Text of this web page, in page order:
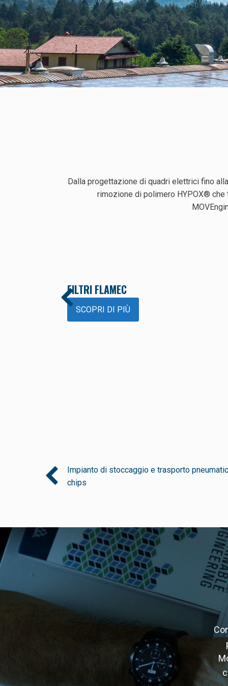
Dalla progettazione di quadri elettrici fino
rimozione di polimero HYPOX®
FILTRI FLAMEC
SCOPRI DI PIÙ
Impianto di stoccaggio e trasporto
chips